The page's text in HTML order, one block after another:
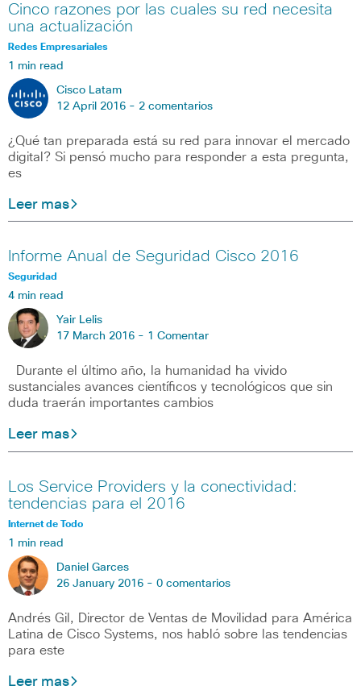
Cinco razones por las cuales su red necesita
una actualización
Redes Empresariales
1 min read
Cisco Latam
12 April 2016 - 2 comentarios
¿Qué tan preparada está su red para innovar el mercado
digital? Si pensó mucho para responder a esta pregunta,
es
Leer mas
Informe Anual de Seguridad Cisco 2016
Seguridad
4 min read
Yair Lelis
17 March 2016 - 1 Comentar
Durante el último año, la humanidad ha vivido
sustanciales avances científicos y tecnológicos que sin
duda traerán importantes cambios
Leer mas
Los Service Providers y la conectividad:
tendencias para el 2016
Internet de Todo
1 min read
Daniel Garces
26 January 2016 - 0 comentarios
Andrés Gil, Director de Ventas de Movilidad para América
Latina de Cisco Systems, nos habló sobre las tendencias
para este
Leer mas